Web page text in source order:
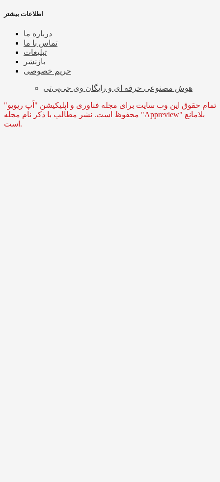
اطلاعات بیشتر
درباره ما
تماس با ما
تبلیغات
بازنشر
حریم خصوصی
هوش مصنوعی حرفه ای و رایگان وی جی‌پی‌تی
تمام حقوق این وب سایت برای مجله فناوری و اپلیکیشن "اَپ ریویو"
محفوظ است. نشر مطالب با ذکر نام مجله "Appreview" بلامانع
است.